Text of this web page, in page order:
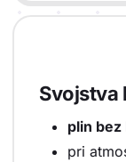
Svojstva
plin bez
pri